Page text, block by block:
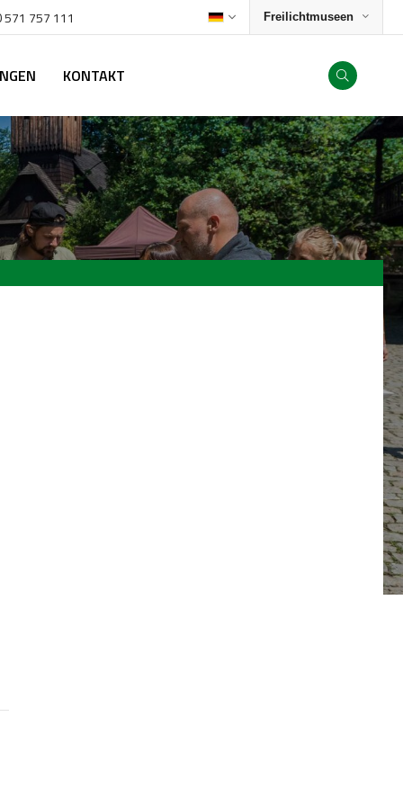
757 111 Freilichtmuseen
KONTAKT